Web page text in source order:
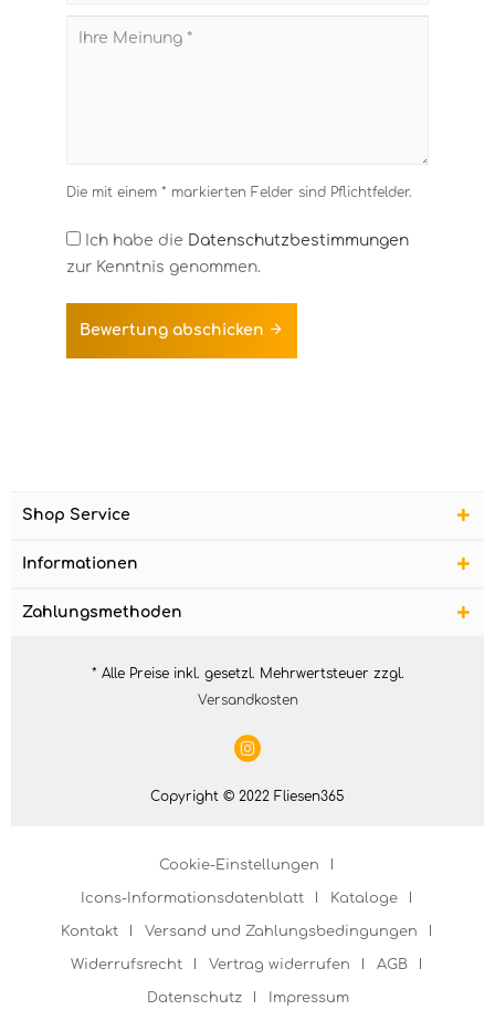
Die mit einem * markierten Felder sind Pflichtfelder.
Ich habe die Datenschutzbestimmungen
zur Kenntnis genommen.
Bewertung abschicken
Shop Service
Informationen
Zahlungsmethoden
* Alle Preise inkl. gesetzl. Mehrwertsteuer zzgl.
Versandkosten
Copyright © 2022 Fliesen365
Cookie-Einstellungen
Icons-Informationsdatenblatt Kataloge
Kontakt Versand und Zahlungsbedingungen
Widerrufsrecht Vertrag widerrufen AGB
Datenschutz Impressum